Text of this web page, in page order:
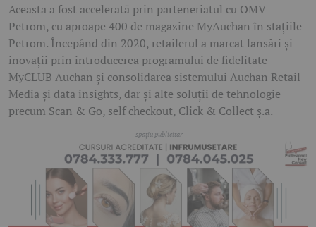
Aceasta a fost accelerată prin parteneriatul cu OMV
Petrom, cu aproape 400 de magazine MyAuchan în stațiile
Petrom. Începând din 2020, retailerul a marcat lansări și
inovații prin introducerea programului de fidelitate
MyCLUB Auchan și consolidarea sistemului Auchan Retail
Media și data insights, dar și alte soluții de tehnologie
precum Scan & Go, self checkout, Click & Collect ș.a.